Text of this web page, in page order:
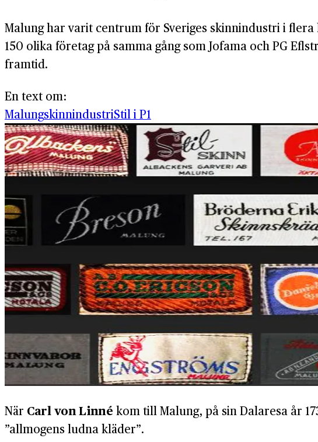
Malung har varit centrum för Sveriges skinnindustri i
150 olika företag på samma gång som Jofama och PG
framtid.
En text om:
MalungskinnindustriStil i P1
När Carl von Linné kom till Malung, på sin Dalaresa år
”allmogens ludna kläder”.